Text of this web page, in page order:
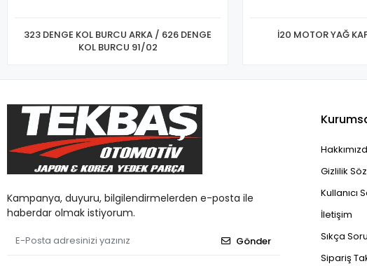
323 DENGE KOL BURCU ARKA / 626 DENGE
KOL BURCU 91/02
İ20 MOTOR YAĞ
Kampanya, duyuru, bilgilendirmelerden e-posta ile
haberdar olmak istiyorum.
Gönder
Gizlilik
Kullanıcı
İletişim
Sıkça
Sipariş